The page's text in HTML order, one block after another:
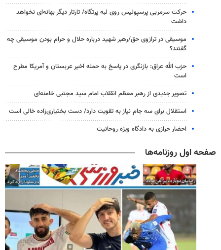
حرکت سرمربی پرسپولیس روی لبه پرتگاه/ تارتار دیگر بهانه‌ای نخواهد
داشت
موسیقی در ترازوی حق/رهبر شهید درباره حلال و حرام بودن موسیقی چه
گفتند؟
حزب الله عراق: بازنگری در پاسخ به حمله اخیر عربستان و آمریکا مطرح
است
تصویر جدیدی از رهبر معظم انقلاب امام سید مجتبی خامنه‌ای
استقلال برای سه جام نیاز به تقویت دارد/ دست بختیاری‌زاده خالی است
احضار خرازی به دادگاه ویژه روحانیت
صفحه اول روزنامه‌ها